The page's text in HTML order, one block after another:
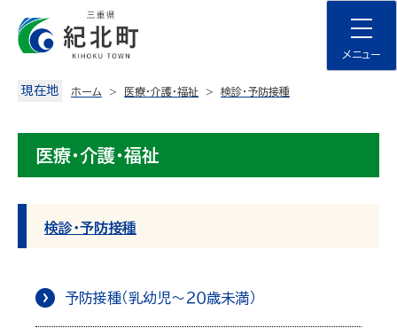
content
メニュー
現在地 ホーム 医療・介護・福祉 検診・予防接種
医療・介護・福祉
検診・予防接種
予防接種（乳幼児〜２０歳未満）